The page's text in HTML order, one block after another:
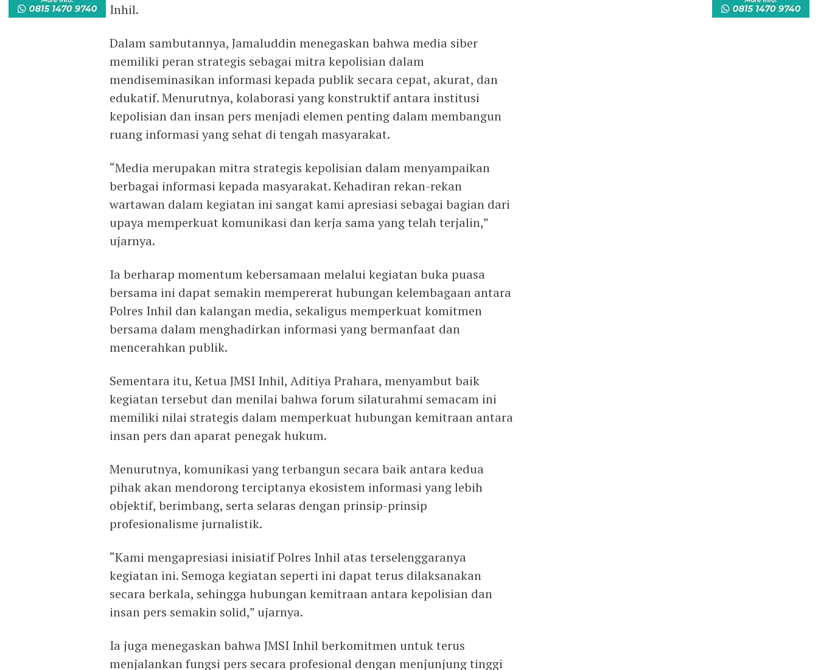
Inhil.
Dalam sambutannya, Jamaluddin menegaskan bahwa media siber
memiliki peran strategis sebagai mitra kepolisian dalam
mendiseminasikan informasi kepada publik secara cepat, akurat, dan
edukatif. Menurutnya, kolaborasi yang konstruktif antara institusi
kepolisian dan insan pers menjadi elemen penting dalam membangun
ruang informasi yang sehat di tengah masyarakat.
“Media merupakan mitra strategis kepolisian dalam menyampaikan
berbagai informasi kepada masyarakat. Kehadiran rekan-rekan
wartawan dalam kegiatan ini sangat kami apresiasi sebagai bagian dari
upaya memperkuat komunikasi dan kerja sama yang telah terjalin,”
ujarnya.
Ia berharap momentum kebersamaan melalui kegiatan buka puasa
bersama ini dapat semakin mempererat hubungan kelembagaan antara
Polres Inhil dan kalangan media, sekaligus memperkuat komitmen
bersama dalam menghadirkan informasi yang bermanfaat dan
mencerahkan publik.
Sementara itu, Ketua JMSI Inhil, Aditiya Prahara, menyambut baik
kegiatan tersebut dan menilai bahwa forum silaturahmi semacam ini
memiliki nilai strategis dalam memperkuat hubungan kemitraan antara
insan pers dan aparat penegak hukum.
Menurutnya, komunikasi yang terbangun secara baik antara kedua
pihak akan mendorong terciptanya ekosistem informasi yang lebih
objektif, berimbang, serta selaras dengan prinsip-prinsip
profesionalisme jurnalistik.
“Kami mengapresiasi inisiatif Polres Inhil atas terselenggaranya
kegiatan ini. Semoga kegiatan seperti ini dapat terus dilaksanakan
secara berkala, sehingga hubungan kemitraan antara kepolisian dan
insan pers semakin solid,” ujarnya.
Ia juga menegaskan bahwa JMSI Inhil berkomitmen untuk terus
menjalankan fungsi pers secara profesional dengan menjunjung tinggi